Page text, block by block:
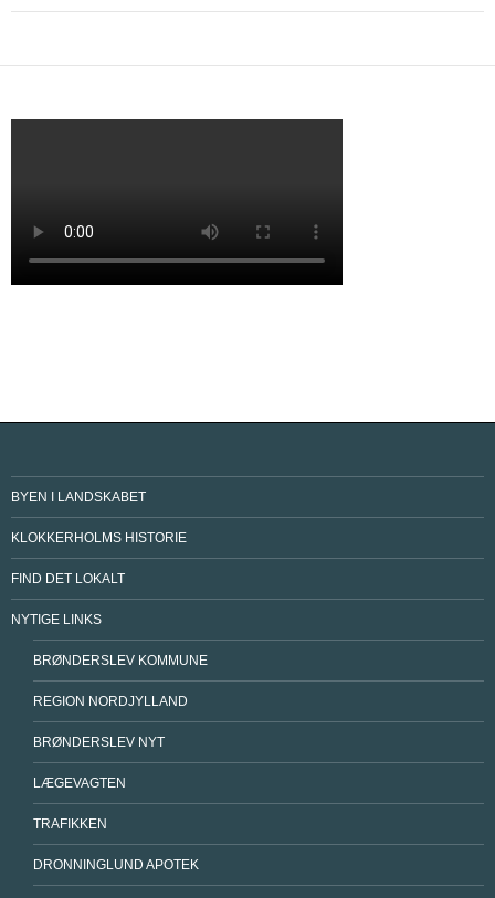
BYEN I LANDSKABET
KLOKKERHOLMS HISTORIE
FIND DET LOKALT
NYTIGE LINKS
BRØNDERSLEV KOMMUNE
REGION NORDJYLLAND
BRØNDERSLEV NYT
LÆGEVAGTEN
TRAFIKKEN
DRONNINGLUND APOTEK